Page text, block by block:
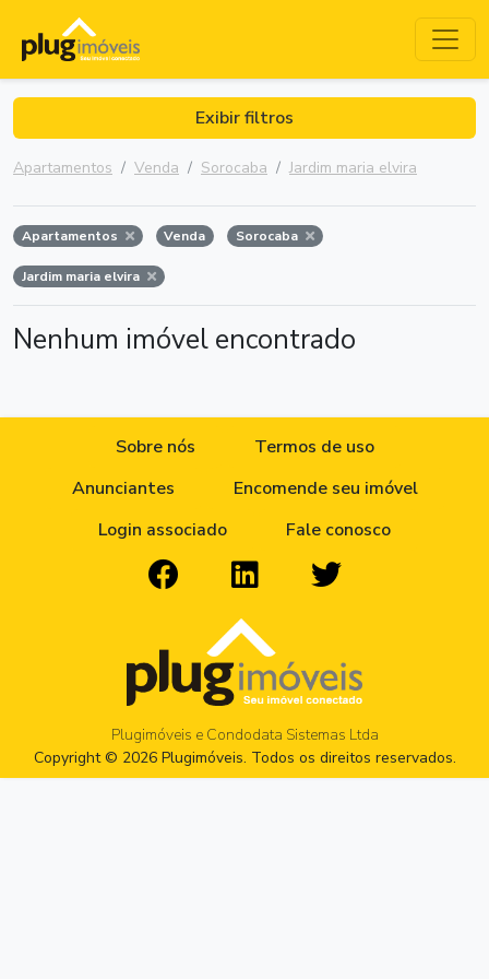
Exibir filtros
Apartamentos Venda Sorocaba Jardim maria elvira
Apartamentos Venda Sorocaba
Jardim maria elvira
Nenhum imóvel encontrado
Sobre nós
Termos de uso
Anunciantes
Encomende seu imóvel
Login associado
Fale conosco
Plugimóveis e Condodata Sistemas Ltda
Copyright © 2026 Plugimóveis. Todos os direitos reservados.